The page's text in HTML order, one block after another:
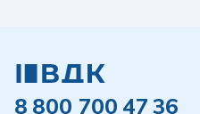
8 800 700 47 36